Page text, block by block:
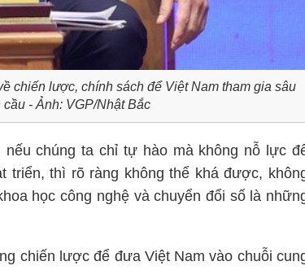
chiến lược, chính sách để Việt Nam tham gia sâu
- Ảnh: VGP/Nhật Bắc
chúng ta chỉ tự hào mà không nỗ lực
triển, thì rõ ràng không thể khá được,
học công nghệ và chuyển đổi số là
chiến lược để đưa Việt Nam vào chuỗi